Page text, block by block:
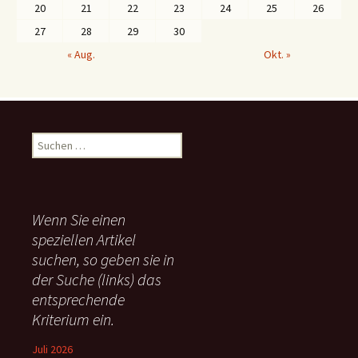
20
21 22 23 24 25
26
27
28 29
30
« Aug.
Okt. »
u
n
n
a
c
:
Wenn Sie einen
speziellen Artikel
suchen, so geben sie in
der Suche (links) das
entsprechende
Kriterium ein.
Juli 2026